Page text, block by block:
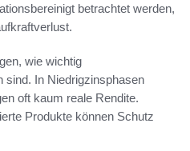
betrachtet werden,
wie wichtig
sind. In Niedrigzinsphasen
oft kaum reale Rendite.
Produkte können Schutz